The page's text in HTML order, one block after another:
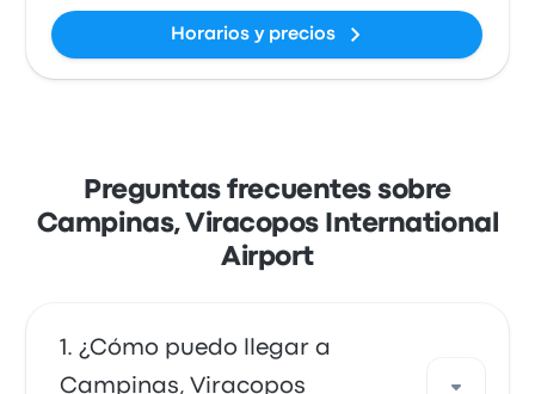
Horarios y precios
Preguntas frecuentes sobre
Campinas, Viracopos International
Airport
¿Cómo puedo llegar a
Campinas, Viracopos